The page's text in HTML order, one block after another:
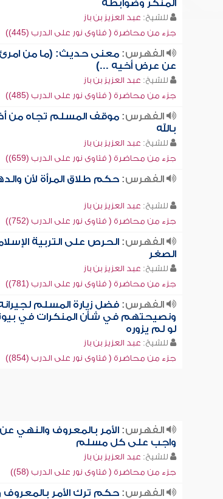
المنكر وضوابطه
للشيخ: عبد العزيز بن باز
جزء من محاضرة ( فتاوى نور على الدرب (445))
الفهرس:معنى حديث: (ما من
عن عرض أخيه ...)
للشيخ: عبد العزيز بن باز
جزء من محاضرة ( فتاوى نور على الدرب (485))
الفهرس:موقف المسلم تجاه من
بالله
للشيخ: عبد العزيز بن باز
جزء من محاضرة ( فتاوى نور على الدرب (659))
الفهرس:حكم طلاق المرأة لأن
للشيخ: عبد العزيز بن باز
جزء من محاضرة ( فتاوى نور على الدرب (752))
الفهرس:الحرص على التربية
الصغر
للشيخ: عبد العزيز بن باز
جزء من محاضرة ( فتاوى نور على الدرب (781))
الفهرس:فضل زيارة المسلم
ونصيحتهم في شأن المنكرات في
لو لم يزوره
للشيخ: عبد العزيز بن باز
جزء من محاضرة ( فتاوى نور على الدرب (854))
الفهرس:الأمر بالمعروف والنهي عن
واجب على كل مسلم
للشيخ: عبد العزيز بن باز
جزء من محاضرة ( فتاوى نور على الدرب (58))
الفهرس:حكم ترك الأمر